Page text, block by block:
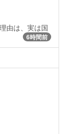
由は、実は国
6時間前